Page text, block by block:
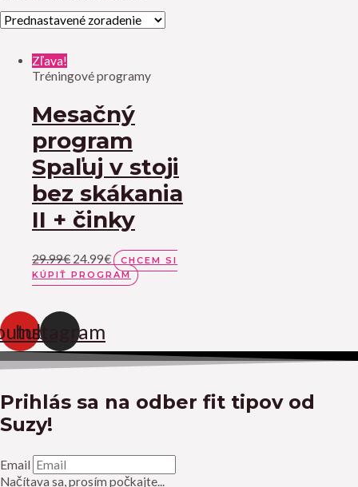
Zľava!
Tréningové programy
Mesačný
program
Spaľuj v stoji
bez skákania
II + činky
29.99€ 24.99€
CHCEM SI
KÚPIŤ PROGRAM
Instagram
Prihlás sa na odber fit tipov od
Suzy!
Email
Načítava sa, prosím počkajte...